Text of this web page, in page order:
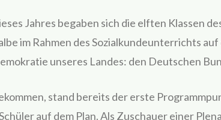
Jahres begaben sich die elften Klassen
im Rahmen des Sozialkundeunterrichts auf
unseres Landes: den Deutschen
stand bereits der erste
auf dem Plan. Als Zuschauer einer